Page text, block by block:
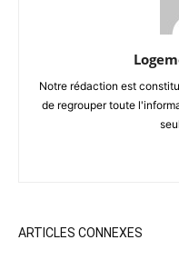
Notre rédaction est
de regrouper toute
ARTICLES CONNEXES